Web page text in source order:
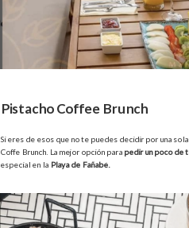
Pistacho Coffee Brunch
Si eres de esos que no te puedes decidir por una
Coffe Brunch. La mejor opción para pedir un poco de
especial en la Playa de Fañabé.